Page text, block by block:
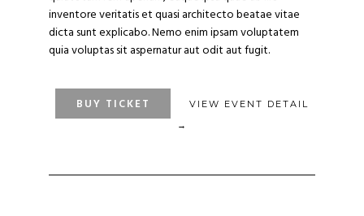
inventore veritatis et quasi architecto beatae vitae
dicta sunt explicabo. Nemo enim ipsam voluptatem
quia voluptas sit aspernatur aut odit aut fugit.
BUY TICKET
VIEW EVENT DETAIL
→